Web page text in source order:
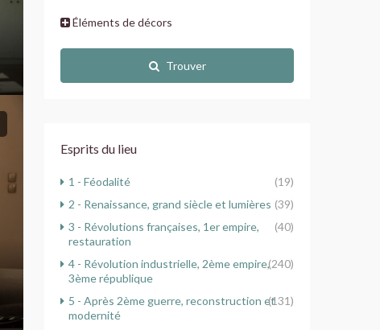
Éléments de décors
Trouver
Esprits du lieu
1 - Féodalité
(19)
2 - Renaissance, grand siècle et lumières (39)
3 - Révolutions françaises, 1er empire,
restauration
(40)
4 - Révolution industrielle, 2ème empire,
3ème république
(240)
5 - Après 2ème guerre, reconstruction et
modernité
(131)